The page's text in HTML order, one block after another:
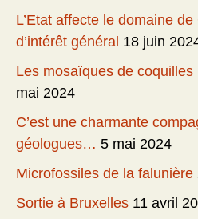
L’Etat affecte le domaine
d’intérêt général 18 juin
Les mosaïques de
mai 2024
C’est une charmante
géologues… 5 mai 2024
Microfossiles de la falunière
Sortie à Bruxelles 11 avril